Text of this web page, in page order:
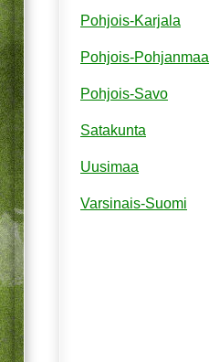
Pohjois-Karjala
Pohjois-Pohjanmaa
Pohjois-Savo
Satakunta
Uusimaa
Varsinais-Suomi